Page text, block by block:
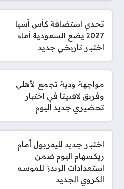
تحدي استضافة كأس آسيا
2027 يضع السعودية أمام
اختبار تاريخي جديد
مواجهة ودية تجمع الأهلي
وفريق لافيينا في اختبار
تحضيري جديد اليوم
اختبار جديد لليفربول أمام
ريكسهام اليوم ضمن
استعدادات الريدز للموسم
الكروي الجديد